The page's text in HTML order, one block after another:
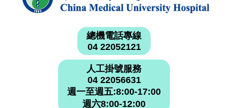
總機電話專線
04 22052121
人工掛號服務
04 22056631
週一至週五:8:00-17:00
週六8:00-12:00